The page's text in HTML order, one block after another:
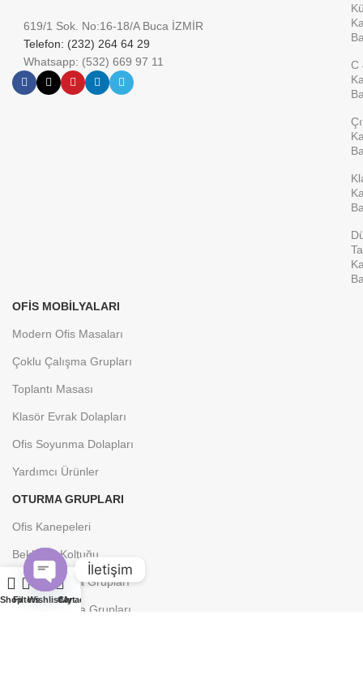
619/1 Sok. No:16-18/A Buca İZMİR
Telefon: (232) 264 64 29
Whatsapp: (532) 669 97 11
C
OFIS MOBILYALARI
Modern Ofis Masaları
Çoklu Çalışma Grupları
Toplantı Masası
Klasör Evrak Dolapları
Ofis Soyunma Dolapları
Yardımcı Ürünler
OTURMA GRUPLARI
Ofis Kanepeleri
Bekleme Koltuğu
Klasik Oturma Grupları
Küçük Oturma Grupları
ShopFiltersWishlistCart
My account
İletişim
Open